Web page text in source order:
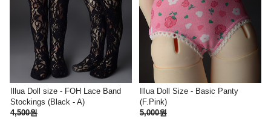
Illua Doll size - FOH Lace Band
Stockings (Black - A)
4,500원
Illua Doll Size - Basic Panty
(F.Pink)
5,000원